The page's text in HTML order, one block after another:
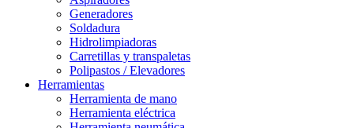
Generadores
Soldadura
Hidrolimpiadoras
Carretillas y transpaletas
Polipastos / Elevadores
Herramientas
Herramienta de mano
Herramienta eléctrica